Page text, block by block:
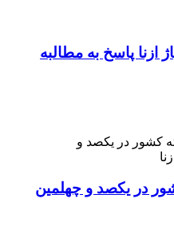
ازنا پاسخ به مطالبه
در یکصد و چهلمین